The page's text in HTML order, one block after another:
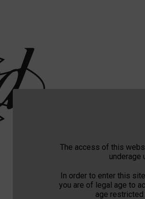
The access of this
underage
In order to enter this
you are of legal age to
age